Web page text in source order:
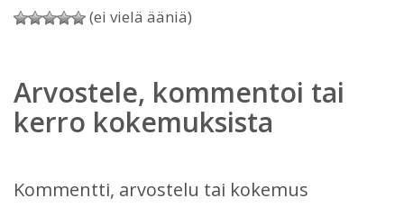
(ei vielä ääniä)
Arvostele, kommentoi tai
kerro kokemuksista
Kommentti, arvostelu tai kokemus